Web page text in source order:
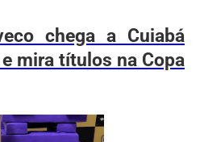
chega a Cuiabá
mira títulos na Copa